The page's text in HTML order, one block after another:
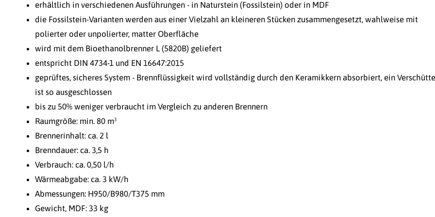
erhältlich in verschiedenen Ausführungen - in Naturstein (Fossilstein) oder in MDF
die Fossilstein-Varianten werden aus einer Vielzahl an kleineren Stücken zusammengesetzt, wahlweise mit
polierter oder unpolierter, matter Oberfläche
wird mit dem Bioethanolbrenner L (5820B) geliefert
entspricht DIN 4734-1 und EN 16647:2015
geprüftes, sicheres System - Brennflüssigkeit wird vollständig durch den Keramikkern absorbiert, ein
ist so ausgeschlossen
bis zu 50% weniger verbraucht im Vergleich zu anderen Brennern
Raumgröße: min. 80 m³
Brennerinhalt: ca. 2 l
Brenndauer: ca. 3,5 h
Verbrauch: ca. 0,50 l/h
Wärmeabgabe: ca. 3 kW/h
Abmessungen: H950/B980/T375 mm
Gewicht, MDF: 33 kg